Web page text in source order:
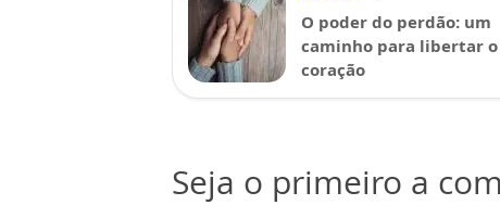
O poder do perdão: um
caminho para libertar o
coração
Seja o primeiro a